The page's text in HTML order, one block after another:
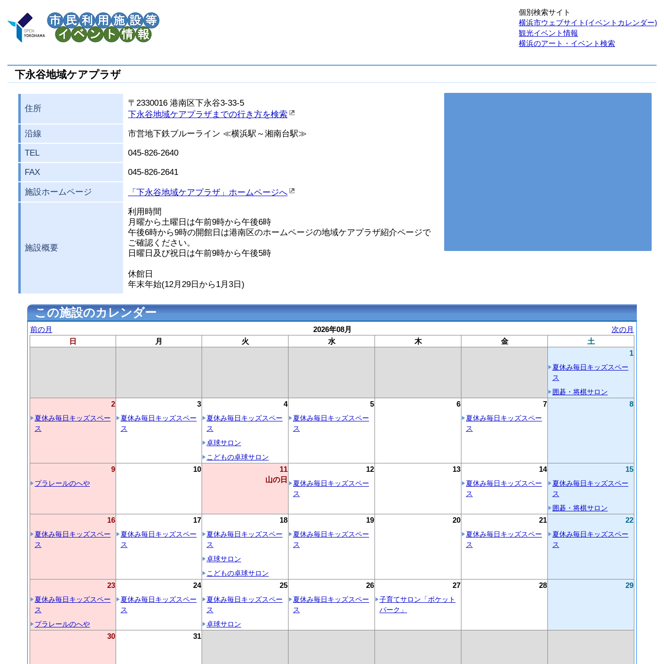
個別検索サイト
横浜市ウェブサイト(イベントカレンダー)
観光イベント情報
横浜のアート・イベント検索
下永谷地域ケアプラザ
住所
〒2330016 港南区下永谷3-33-5
下永谷地域ケアプラザまでの行き方を検索
沿線 市営地下鉄ブルーライン ≪横浜駅～湘南台駅≫
TEL 045-826-2640
FAX 045-826-2641
施設ホームページ 「下永谷地域ケアプラザ」ホームページへ
施設概要
利用時間
月曜から土曜日は午前9時から午後6時
午後6時から9時の開館日は港南区のホームページの地域ケアプラザ紹介ページで
ご確認ください。
日曜日及び祝日は午前9時から午後5時
休館日
年末年始(12月29日から1月3日)
この施設のカレンダー
前の月 2026年08月
次の月
日
月 火 水 木 金
土
1
夏休み毎日キッズスペー
ス
囲碁・将棋サロン
2
夏休み毎日キッズスペー
ス
3
夏休み毎日キッズスペー
ス
4
夏休み毎日キッズスペー
ス
卓球サロン
こどもの卓球サロン
5
夏休み毎日キッズスペー
ス
6 7
夏休み毎日キッズスペー
ス
8
9
プラレールのへや
10
11
山の日
12
夏休み毎日キッズスペー
ス
13 14
夏休み毎日キッズスペー
ス
15
夏休み毎日キッズスペー
ス
囲碁・将棋サロン
16
夏休み毎日キッズスペー
ス
17
夏休み毎日キッズスペー
ス
18
夏休み毎日キッズスペー
ス
卓球サロン
こどもの卓球サロン
19
夏休み毎日キッズスペー
ス
20 21
夏休み毎日キッズスペー
ス
22
夏休み毎日キッズスペー
ス
23
夏休み毎日キッズスペー
ス
プラレールのへや
24
夏休み毎日キッズスペー
ス
25
夏休み毎日キッズスペー
ス
卓球サロン
26
夏休み毎日キッズスペー
ス
27
子育てサロン「ポケット
パーク」
28 29
30 31